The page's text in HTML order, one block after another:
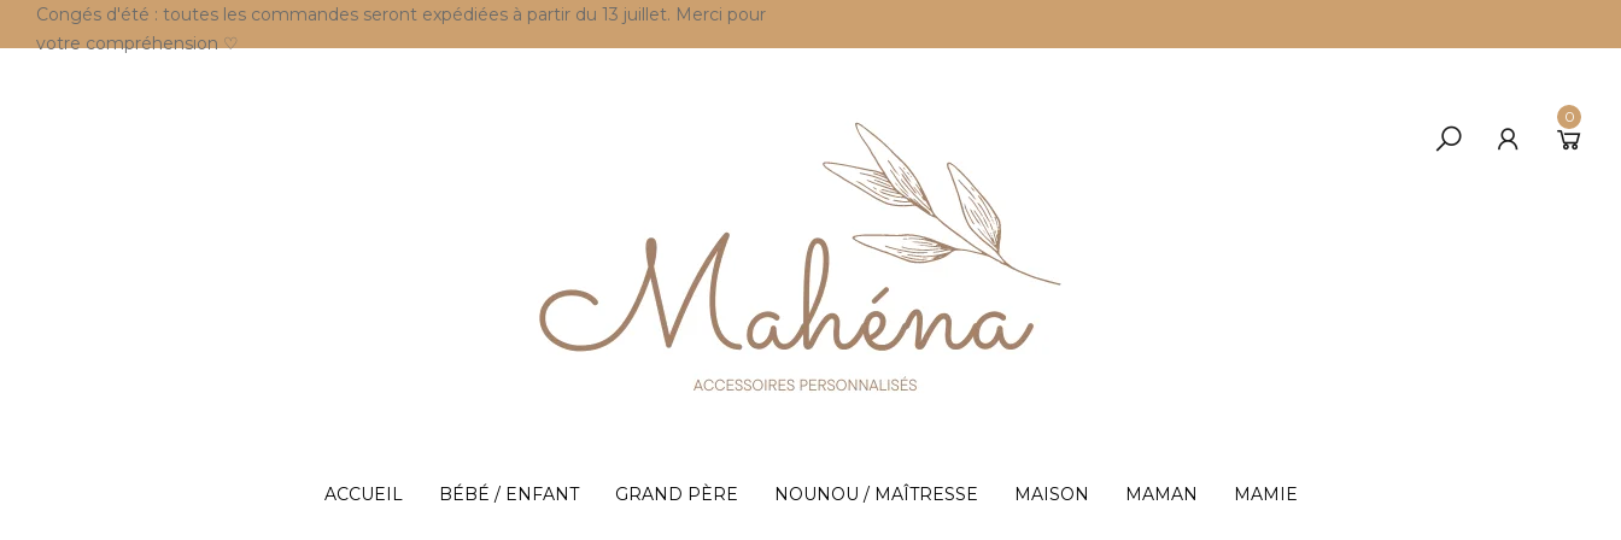
Congés d'été : toutes les commandes seront expédiées à partir du 13 juillet. Merci pour
votre compréhension ♡
0
ACCUEIL BÉBÉ / ENFANT GRAND PÈRE NOUNOU / MAÎTRESSE MAISON MAMAN MAMIE